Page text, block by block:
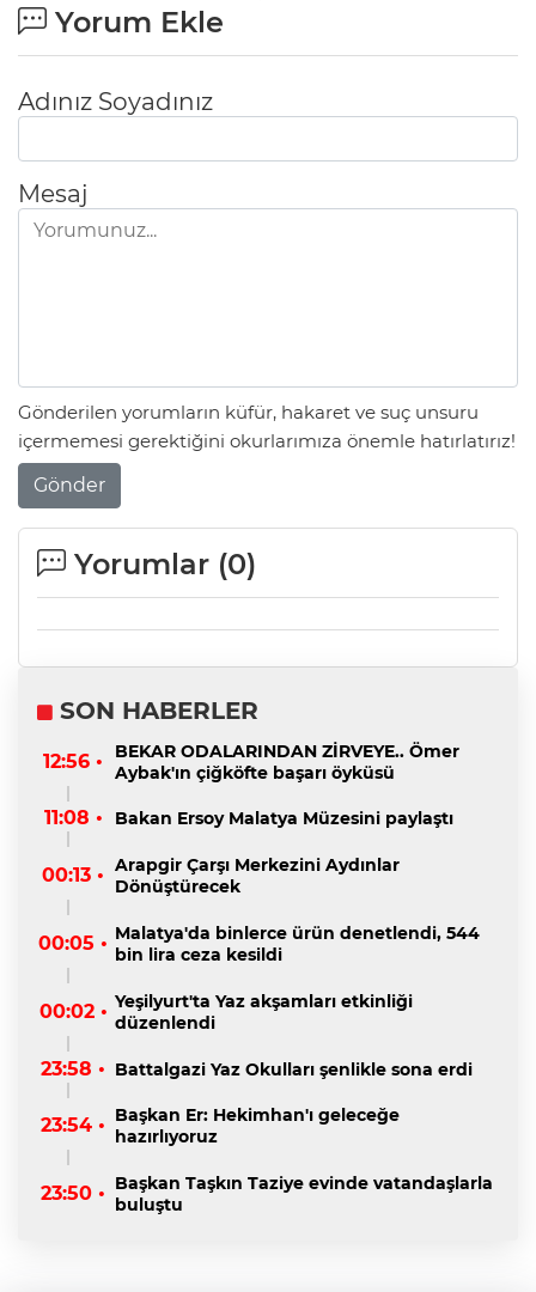
Yorum Ekle
Adınız Soyadınız
Mesaj
Gönderilen yorumların küfür, hakaret ve suç unsuru
içermemesi gerektiğini okurlarımıza önemle hatırlatırız!
Gönder
Yorumlar (0)
SON HABERLER
12:56 •
BEKAR ODALARINDAN ZİRVEYE.. Ömer
Aybak'ın çiğköfte başarı öyküsü
11:08 • Bakan Ersoy Malatya Müzesini paylaştı
00:13 • Arapgir Çarşı Merkezini Aydınlar
Dönüştürecek
00:05 • Malatya'da binlerce ürün denetlendi, 544
bin lira ceza kesildi
00:02 • Yeşilyurt'ta Yaz akşamları etkinliği
düzenlendi
23:58 • Battalgazi Yaz Okulları şenlikle sona erdi
23:54 • Başkan Er: Hekimhan'ı geleceğe
hazırlıyoruz
23:50 • Başkan Taşkın Taziye evinde vatandaşlarla
buluştu